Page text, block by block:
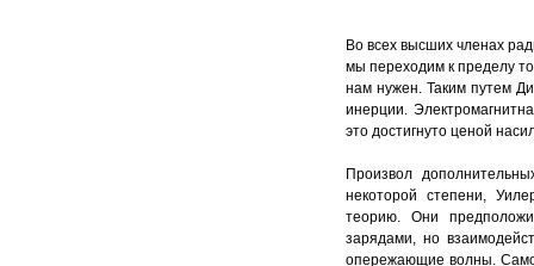
Во всех высших членах
мы переходим к пределу
нам нужен. Таким путем
инерции.
это достигнуто ценой
Произвол
некоторой степени,
теорию. Они
зарядами, но
опережающие волны.